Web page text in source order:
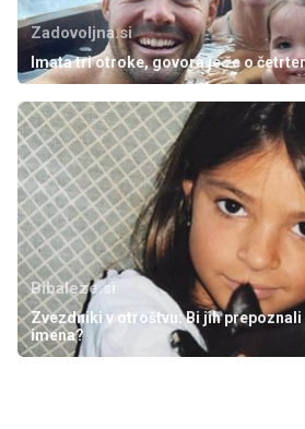
Zadovoljna.si
Imata tri otroke, govora je že o
Bibaleze.si
Zvezdniki v otroštvu: Bi jih
imena?